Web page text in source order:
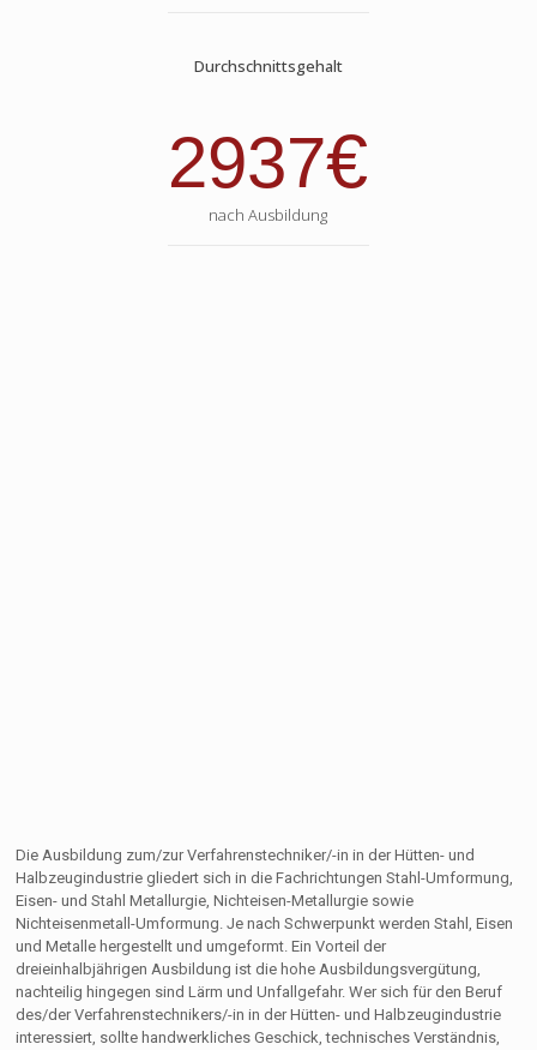
Durchschnittsgehalt
2937€
nach Ausbildung
Die Ausbildung zum/zur Verfahrenstechniker/-in in der Hütten- und
Halbzeugindustrie gliedert sich in die Fachrichtungen Stahl-Umformung,
Eisen- und Stahl Metallurgie, Nichteisen-Metallurgie sowie
Nichteisenmetall-Umformung. Je nach Schwerpunkt werden Stahl, Eisen
und Metalle hergestellt und umgeformt. Ein Vorteil der
dreieinhalbjährigen Ausbildung ist die hohe Ausbildungsvergütung,
nachteilig hingegen sind Lärm und Unfallgefahr. Wer sich für den Beruf
des/der Verfahrenstechnikers/-in in der Hütten- und Halbzeugindustrie
interessiert, sollte handwerkliches Geschick, technisches Verständnis,